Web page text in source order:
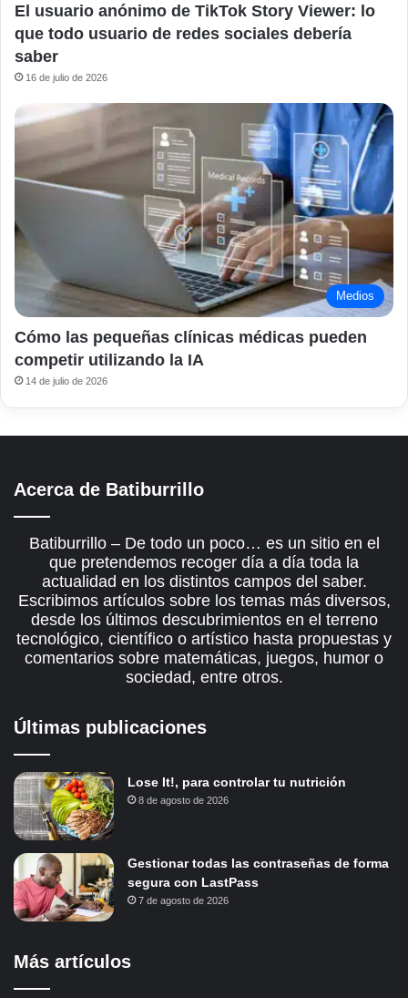
El usuario anónimo de TikTok Story Viewer: lo
que todo usuario de redes sociales debería
saber
16 de julio de 2026
Medios
Cómo las pequeñas clínicas médicas pueden
competir utilizando la IA
14 de julio de 2026
Acerca de Batiburrillo
Batiburrillo – De todo un poco… es un sitio en el
que pretendemos recoger día a día toda la
actualidad en los distintos campos del saber.
Escribimos artículos sobre los temas más diversos,
desde los últimos descubrimientos en el terreno
tecnológico, científico o artístico hasta propuestas y
comentarios sobre matemáticas, juegos, humor o
sociedad, entre otros.
Últimas publicaciones
Lose It!, para controlar tu nutrición
8 de agosto de 2026
Gestionar todas las contraseñas de forma
segura con LastPass
7 de agosto de 2026
Más artículos